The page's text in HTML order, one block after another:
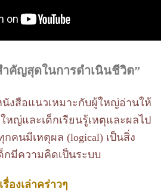
ำคัญสุดในการดำเนินชีวิต”
งสือแนวเหมาะกับผู้ใหญ่อ่านให้
หญ่และเด็กเรียนรู้เหตุและผลไป
คนมีเหตุผล (logical) เป็นสิ่ง
มีความคิดเป็นระบบ
เรื่องเล่าคร่าวๆ